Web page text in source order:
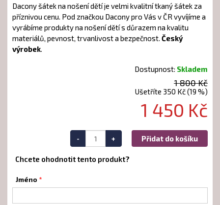
Dacony šátek na nošení dětí je velmi kvalitní tkaný šátek za
příznivou cenu. Pod značkou Dacony pro Vás v ČR vyvíjíme a
vyrábíme produkty na nošení dětí s důrazem na kvalitu
materiálů, pevnost, trvanlivost a bezpečnost. Český
výrobek.
Dostupnost: Skladem
1 800 Kč
Ušetříte 350 Kč (19 %)
1 450 Kč
- + Přidat do košíku
Chcete ohodnotit tento produkt?
Jméno